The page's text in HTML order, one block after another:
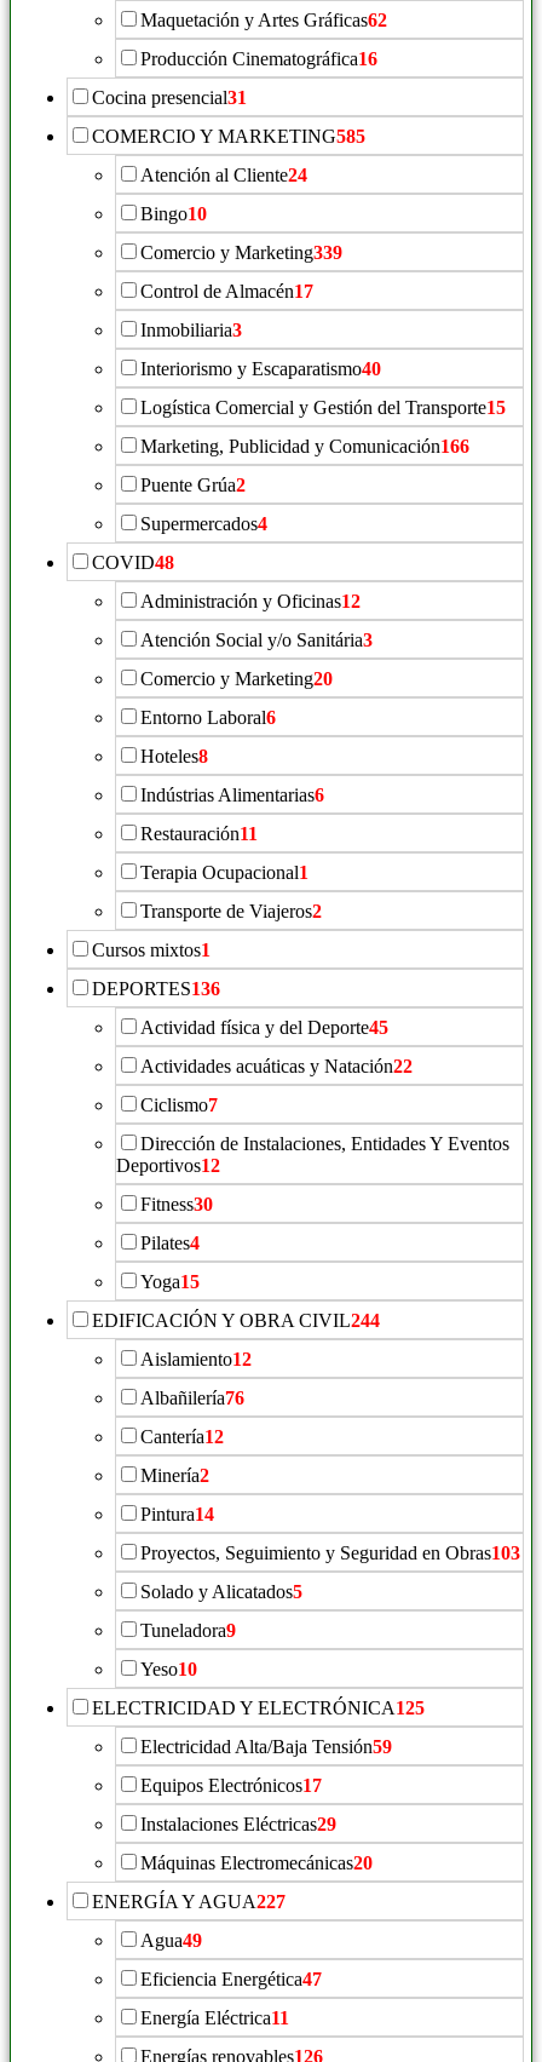
Maquetación y Artes Gráficas62
Producción Cinematográfica16
Cocina presencial31
COMERCIO Y MARKETING585
Atención al Cliente24
Bingo10
Comercio y Marketing339
Control de Almacén17
Inmobiliaria3
Interiorismo y Escaparatismo40
Logística Comercial y Gestión del Transporte15
Marketing, Publicidad y Comunicación166
Puente Grúa2
Supermercados4
COVID48
Administración y Oficinas12
Atención Social y/o Sanitária3
Comercio y Marketing20
Entorno Laboral6
Hoteles8
Indústrias Alimentarias6
Restauración11
Terapia Ocupacional1
Transporte de Viajeros2
Cursos mixtos1
DEPORTES136
Actividad física y del Deporte45
Actividades acuáticas y Natación22
Ciclismo7
Dirección de Instalaciones, Entidades Y Eventos
Deportivos12
Fitness30
Pilates4
Yoga15
EDIFICACIÓN Y OBRA CIVIL244
Aislamiento12
Albañilería76
Cantería12
Minería2
Pintura14
Proyectos, Seguimiento y Seguridad en Obras103
Solado y Alicatados5
Tuneladora9
Yeso10
ELECTRICIDAD Y ELECTRÓNICA125
Electricidad Alta/Baja Tensión59
Equipos Electrónicos17
Instalaciones Eléctricas29
Máquinas Electromecánicas20
ENERGÍA Y AGUA227
Agua49
Eficiencia Energética47
Energía Eléctrica11
Energías renovables126